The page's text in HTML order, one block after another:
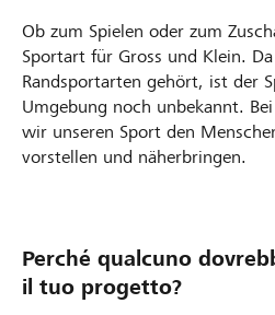
Ob zum Spielen oder zum
Sportart für Gross und Klein.
Randsportarten gehört, ist der
Umgebung noch unbekannt.
wir unseren Sport den
vorstellen und näherbringen.
Perché qualcuno
il tuo progetto?